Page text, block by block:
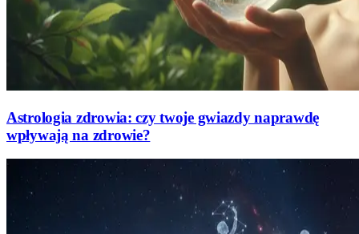
Astrologia zdrowia: czy twoje gwiazdy naprawdę
wpływają na zdrowie?